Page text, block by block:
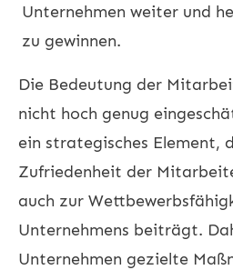
Unternehmen weiter und
zu gewinnen.
Die Bedeutung der
nicht hoch genug
ein strategisches Element,
Zufriedenheit der
auch zur
Unternehmens beiträgt.
Unternehmen gezielte